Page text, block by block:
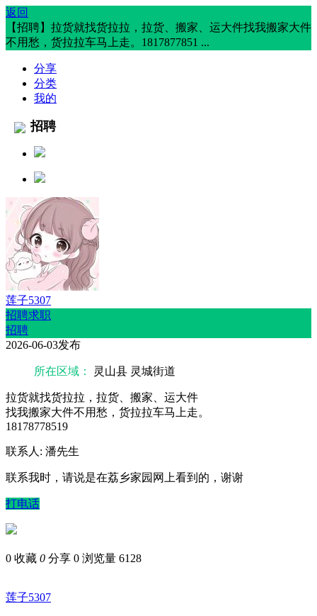
返回
【招聘】拉货就找货拉拉，拉货、搬家、运大件找我搬家大件
不用愁，货拉拉车马上走。1817877851 ...
分享
分类
我的
招聘
莲子5307
招聘求职
招聘
2026-06-03发布
所在区域： 灵山县 灵城街道
拉货就找货拉拉，拉货、搬家、运大件
找我搬家大件不用愁，货拉拉车马上走。
18178778519
联系人: 潘先生
联系我时，请说是在荔乡家园网上看到的，谢谢
打电话
0 收藏 0 分享 0 浏览量 6128
莲子5307